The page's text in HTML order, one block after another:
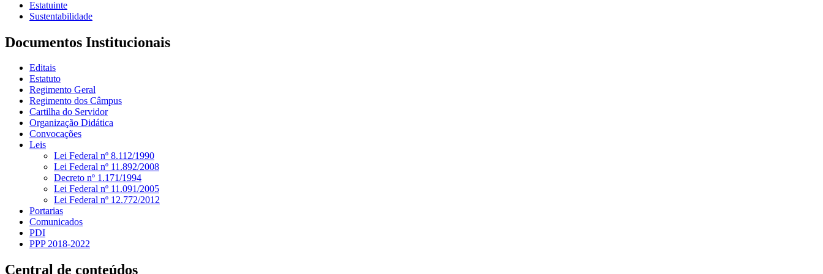
Estatuinte
Sustentabilidade
Documentos Institucionais
Editais
Estatuto
Regimento Geral
Regimento dos Câmpus
Cartilha do Servidor
Organização Didática
Convocações
Leis
Lei Federal nº 8.112/1990
Lei Federal nº 11.892/2008
Decreto nº 1.171/1994
Lei Federal nº 11.091/2005
Lei Federal nº 12.772/2012
Portarias
Comunicados
PDI
PPP 2018-2022
Central de conteúdos